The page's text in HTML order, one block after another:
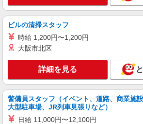
キープ
アルバイト パート
株式会社HITOWA フードサービスカンパニー
福祉施設での調理員【
時給1,500円以上 ※経験によりスタート時給は
変動します。 ※AP評価制
により時給を見直します
志）：あり 年2回。勤続
イリーゼ蒲田・悠生苑
2-15-21）
キープ
ビルの清掃スタッフ
時給 1,200円〜1,200円
大阪市北区
詳細を見る
警備員スタッフ（イベント、道路、商業施設
大型駐車場、JR列車見張りなど）
日給 11,000円〜12,100円